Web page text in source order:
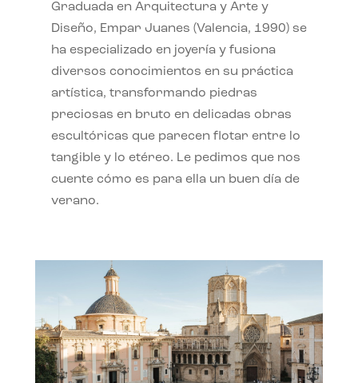
Graduada en Arquitectura y Arte y
Diseño, Empar Juanes (Valencia, 1990) se
ha especializado en joyería y fusiona
diversos conocimientos en su práctica
artística, transformando piedras
preciosas en bruto en delicadas obras
escultóricas que parecen flotar entre lo
tangible y lo etéreo. Le pedimos que nos
cuente cómo es para ella un buen día de
verano.